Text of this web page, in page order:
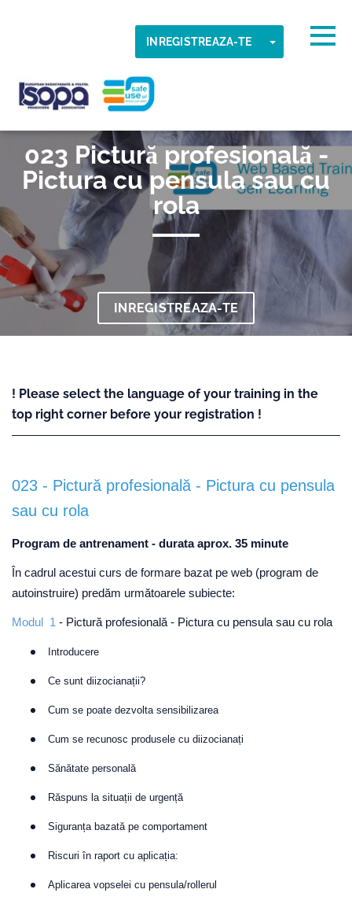
INREGISTREAZA-TE TOGGLE
ISOPA-AISBL
023 Pictură profesională -
Pictura cu pensula sau cu
rola
INREGISTREAZA-TE
! Please select the language of your training in the
top right corner before your registration !
023 - Pictură profesională - Pictura cu pensula
sau cu rola
Program de antrenament - durata aprox. 35 minute
În cadrul acestui curs de formare bazat pe web (program de
autoinstruire) predăm următoarele subiecte:
Modul 1 - Pictură profesională - Pictura cu pensula sau cu rola
Introducere
Ce sunt diizocianații?
Cum se poate dezvolta sensibilizarea
Cum se recunosc produsele cu diizocianați
Sănătate personală
Răspuns la situații de urgență
Siguranța bazată pe comportament
Riscuri în raport cu aplicația:
Aplicarea vopselei cu pensula/rollerul